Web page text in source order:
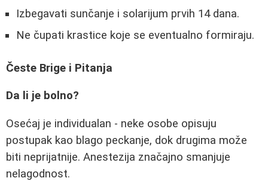
Izbegavati sunčanje i solarijum prvih 14 dana.
Ne čupati krastice koje se eventualno formiraju.
Česte Brige i Pitanja
Da li je bolno?
Osećaj je individualan - neke osobe opisuju
postupak kao blago peckanje, dok drugima može
biti neprijatnije. Anestezija značajno smanjuje
nelagodnost.